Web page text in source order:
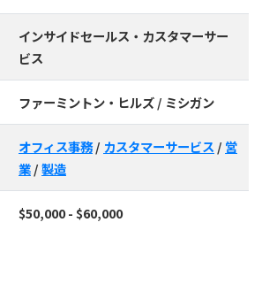
インサイドセールス・カスタマーサー
ビス
ファーミントン・ヒルズ / ミシガン
オフィス事務/ カスタマーサービス / 営
業/製造
$50,000 - $60,000